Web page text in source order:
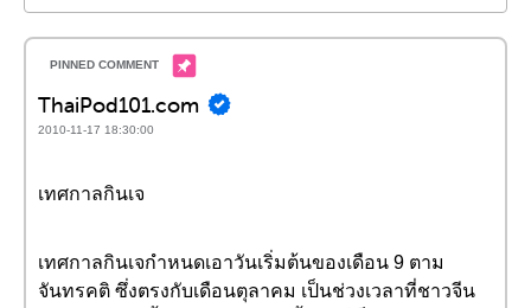
ThaiPod101.com
2010-11-17 18:30:00
เทศกาลกินเจ
เทศกาลกินเจกำหนดเอาวันเริ่มต้นของเดือน 9 ตาม
จันทรคติ ซึ่งตรงกับเดือนตุลาคม เป็นช่วงเวลาที่ชาวจีน